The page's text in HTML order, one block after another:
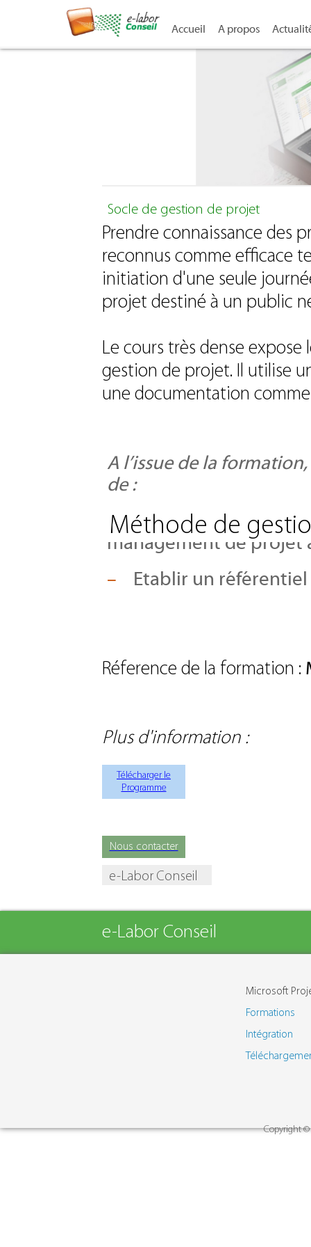
Accueil A propos
Méthode de
e-Labor Conseil
Socle de gestion de projet
Prendre connaissance des
reconnus comme efficace
initiation d'une seule
projet destiné à un public
Le cours très dense
gestion de projet. Il utilise
une documentation
A l’issue de la
de :
–
Disposer d’un
management de projet
– Etablir un
Réference de la formation :
Plus d'information :
Télécharger le
Programme
Nous contacter
e-Labor Conseil
Microsoft
Formations
Intégration
Copyright ©